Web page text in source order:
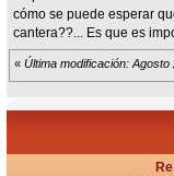
cómo se puede esperar
cantera??... Es que es
« Última modificación: